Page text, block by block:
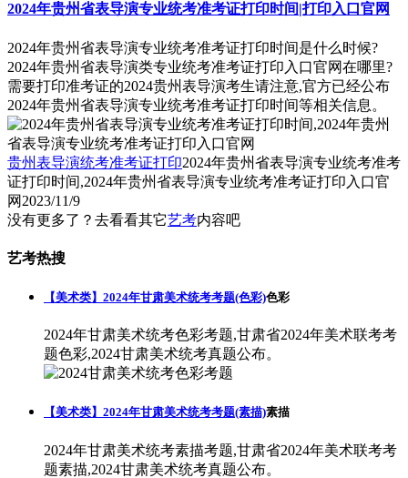
2024年贵州省表导演专业统考准考证打印时间|打印入口官网
2024年贵州省表导演专业统考准考证打印时间是什么时候?
2024年贵州省表导演类专业统考准考证打印入口官网在哪里?
需要打印准考证的2024贵州表导演考生请注意,官方已经公布
2024年贵州省表导演专业统考准考证打印时间等相关信息。
贵州表导演统考准考证打印2024年贵州省表导演专业统考准考
证打印时间,2024年贵州省表导演专业统考准考证打印入口官
网 2023/11/9
没有更多了？去看看其它艺考内容吧
艺考热搜
【美术类】2024年甘肃美术统考考题(色彩)色彩
2024年甘肃美术统考色彩考题,甘肃省2024年美术联考考
题色彩,2024甘肃美术统考真题公布。
【美术类】2024年甘肃美术统考考题(素描)素描
2024年甘肃美术统考素描考题,甘肃省2024年美术联考考
题素描,2024甘肃美术统考真题公布。